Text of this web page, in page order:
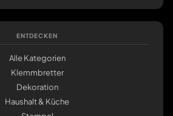
ENTDECKEN
Alle Kategorien
Klemmbretter
Dekoration
Haushalt & Küche